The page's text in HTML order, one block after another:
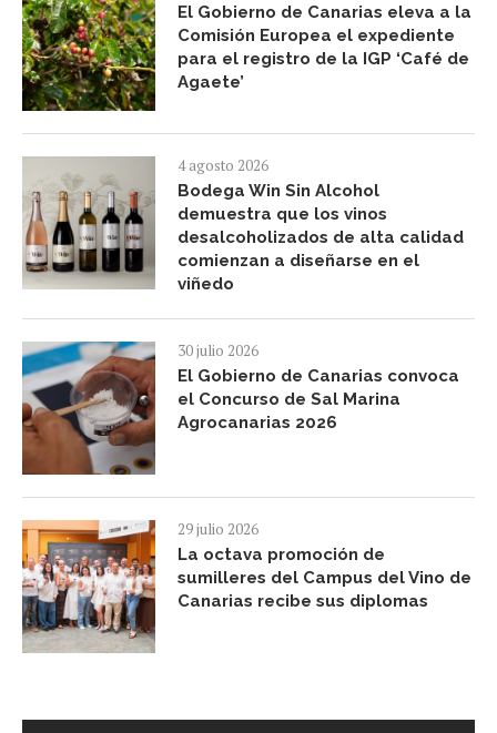
El Gobierno de Canarias eleva a la
Comisión Europea el expediente
para el registro de la IGP ‘Café de
Agaete’
4 agosto 2026
Bodega Win Sin Alcohol
demuestra que los vinos
desalcoholizados de alta calidad
comienzan a diseñarse en el
viñedo
30 julio 2026
El Gobierno de Canarias convoca
el Concurso de Sal Marina
Agrocanarias 2026
29 julio 2026
La octava promoción de
sumilleres del Campus del Vino de
Canarias recibe sus diplomas